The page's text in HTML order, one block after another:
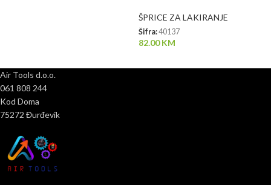
ŠPRICE ZA LAKIRANJE
Šifra:40137
82.00KM
Air Tools d.o.o.
061 808 244
Kod Doma
75272 Đurđevik